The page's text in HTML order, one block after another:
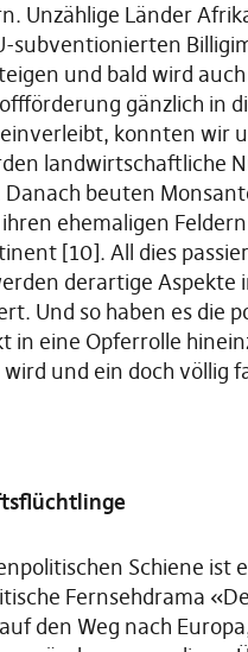
Unzählige Länder
subventionierten
und bald wird
gänzlich in
konnten wir
landwirtschaftliche
beuten
ehemaligen
[10]. All dies
derartige
Und so haben es die
in eine Opferrolle
und ein doch völlig
Schiene ist
Fernsehdrama
den Weg nach